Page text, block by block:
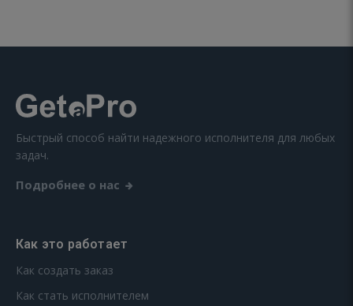
Быстрый способ найти надежного исполнителя для любых
задач.
Подробнее о нас
Как это работает
Как создать заказ
Как стать исполнителем